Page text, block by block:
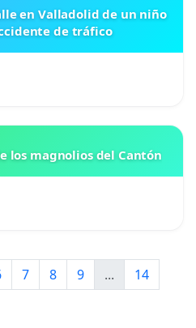
en Valladolid de un niño
de tráfico
los magnolios del Cantón
7 8 9 ...
14